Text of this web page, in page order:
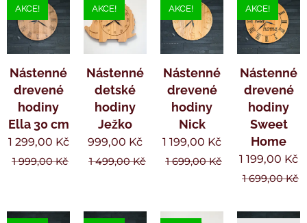
Nástenné
drevené
hodiny
Ella 30 cm
AKCE!
1 299,00 Kč
1 999,00Kč
Nástenné
detské
hodiny
Ježko
AKCE!
999,00 Kč
1 499,00Kč
Nástenné
drevené
hodiny
Nick
AKCE!
1 199,00 Kč
1 699,00Kč
Nástenné
drevené
hodiny
Sweet
Home
AKCE!
1 199,00 Kč
1 699,00Kč